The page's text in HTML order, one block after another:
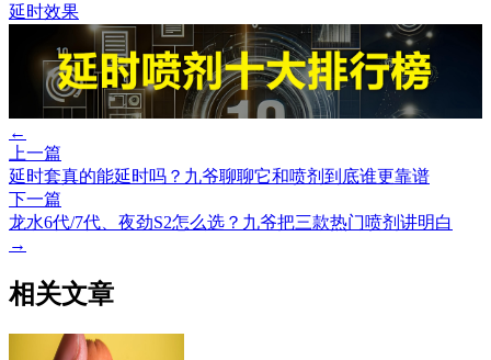
延时效果
←
上一篇
延时套真的能延时吗？九爷聊聊它和喷剂到底谁更靠谱
下一篇
龙水6代/7代、夜劲S2怎么选？九爷把三款热门喷剂讲明白
→
相关文章